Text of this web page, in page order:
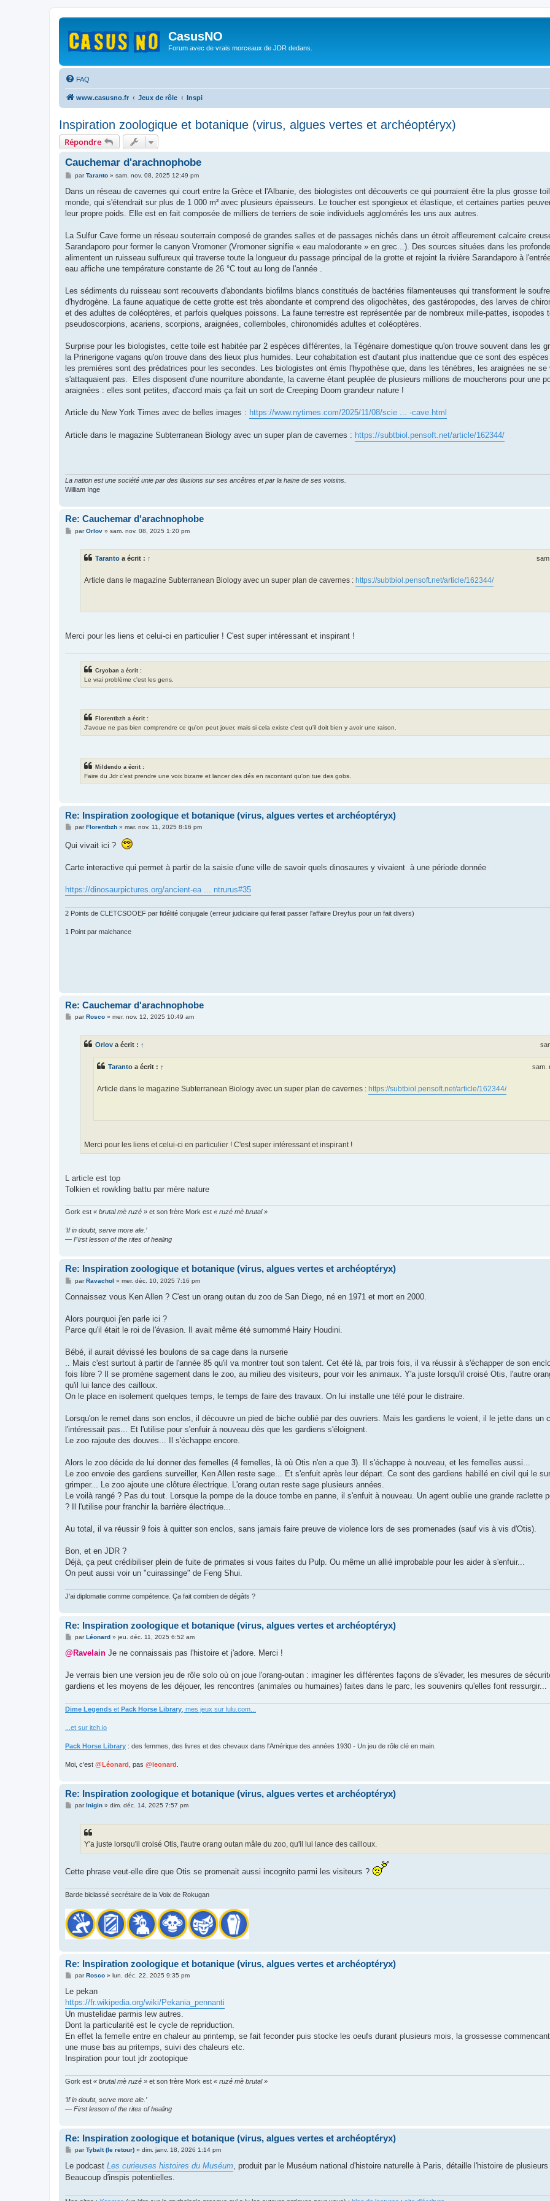
CasusNO
Forum avec de vrais morceaux de JDR dedans.
FAQ
www.casusno.fr Jeux de rôle Inspi
Inspiration zoologique et botanique (virus, algues vertes et archéoptéryx)
Répondre
Cauchemar d'arachnophobe
M
s
a
g
parTaranto» sam. nov. 08, 2025 12:49 pm
Dans un réseau de cavernes qui court entre la Grèce et l'Albanie, des biologistes ont découverts ce qui pourraient être la plus grosse
monde, qui s'étendrait sur plus de 1 000 m² avec plusieurs épaisseurs. Le toucher est spongieux et élastique, et certaines parties
leur propre poids. Elle est en fait composée de milliers de terriers de soie individuels agglomérés les uns aux autres.
La Sulfur Cave forme un réseau souterrain composé de grandes salles et de passages nichés dans un étroit affleurement calcaire
Sarandaporo pour former le canyon Vromoner (Vromoner signifie « eau malodorante » en grec...). Des sources situées dans les
alimentent un ruisseau sulfureux qui traverse toute la longueur du passage principal de la grotte et rejoint la rivière Sarandaporo à
eau affiche une température constante de 26 °C tout au long de l'année .
Les sédiments du ruisseau sont recouverts d'abondants biofilms blancs constitués de bactéries filamenteuses qui transforment le
d'hydrogène. La faune aquatique de cette grotte est très abondante et comprend des oligochètes, des gastéropodes, des larves de
et des adultes de coléoptères, et parfois quelques poissons. La faune terrestre est représentée par de nombreux mille-pattes, isopodes
pseudoscorpions, acariens, scorpions, araignées, collemboles, chironomidés adultes et coléoptères.
Surprise pour les biologistes, cette toile est habitée par 2 espèces différentes, la Tégénaire domestique qu'on trouve souvent dans les
la Prinerigone vagans qu'on trouve dans des lieux plus humides. Leur cohabitation est d'autant plus inattendue que ce sont des
les premières sont des prédatrices pour les secondes. Les biologistes ont émis l'hypothèse que, dans les ténèbres, les araignées ne
s'attaquaient pas. Elles disposent d'une nourriture abondante, la caverne étant peuplée de plusieurs millions de moucherons pour une
araignées : elles sont petites, d'accord mais ça fait un sort de Creeping Doom grandeur nature !
Article du New York Times avec de belles images : https://www.nytimes.com/2025/11/08/scie ... -cave.html
Article dans le magazine Subterranean Biology avec un super plan de cavernes : https://subtbiol.pensoft.net/article/162344/
La nation est une société unie par des illusions sur ses ancêtres et par la haine de ses voisins.
William Inge
Re: Cauchemar d'arachnophobe
MparOrlov» sam. nov. 08, 2025 1:20 pm
Taranto a écrit : ↑
Article dans le magazine Subterranean Biology avec un super plan de cavernes : https://subtbiol.pensoft.net/article/162344/
Merci pour les liens et celui-ci en particulier ! C'est super intéressant et inspirant !
Cryoban a écrit :
Le vrai problème c'est les gens.
Florentbzh a écrit :
J'avoue ne pas bien comprendre ce qu'on peut jouer, mais si cela existe c'est qu'il doit bien y avoir une raison.
Mildendo a écrit :
Faire du Jdr c'est prendre une voix bizarre et lancer des dés en racontant qu'on tue des gobs.
Re: Inspiration zoologique et botanique (virus, algues vertes et archéoptéryx)
M
s
e
parFlorentbzh» mar. nov. 11, 2025 8:16 pm
Qui vivait ici ?
Carte interactive qui permet à partir de la saisie d'une ville de savoir quels dinosaures y vivaient à une période donnée
https://dinosaurpictures.org/ancient-ea ... ntrurus#35
2 Points de CLETCSOOEF par fidélité conjugale (erreur judiciaire qui ferait passer l'affaire Dreyfus pour un fait divers)
1 Point par malchance
Re: Cauchemar d'arachnophobe
MparRosco» mer. nov. 12, 2025 10:49 am
Orlov a écrit : ↑
Taranto a écrit : ↑ sam.
Article dans le magazine Subterranean Biology avec un super plan de cavernes : https://subtbiol.pensoft.net/article/162344/
Merci pour les liens et celui-ci en particulier ! C'est super intéressant et inspirant !
L article est top
Tolkien et rowkling battu par mère nature
Gork est « brutal mè ruzé » et son frère Mork est « ruzé mè brutal »
‘If in doubt, serve more ale.’
— First lesson of the rites of healing
Re: Inspiration zoologique et botanique (virus, algues vertes et archéoptéryx)
M
s
g
parRavachol » mer. déc. 10, 2025 7:16 pm
Connaissez vous Ken Allen ? C'est un orang outan du zoo de San Diego, né en 1971 et mort en 2000.
Alors pourquoi j'en parle ici ?
Parce qu'il était le roi de l'évasion. Il avait même été surnommé Hairy Houdini.
Bébé, il aurait dévissé les boulons de sa cage dans la nurserie
.. Mais c'est surtout à partir de l'année 85 qu'il va montrer tout son talent. Cet été là, par trois fois, il va réussir à s'échapper de son
fois libre ? Il se promène sagement dans le zoo, au milieu des visiteurs, pour voir les animaux. Y'a juste lorsqu'il croisé Otis, l'autre
qu'il lui lance des cailloux.
On le place en isolement quelques temps, le temps de faire des travaux. On lui installe une télé pour le distraire.
Lorsqu'on le remet dans son enclos, il découvre un pied de biche oublié par des ouvriers. Mais les gardiens le voient, il le jette dans un
l'intéressait pas... Et l'utilise pour s'enfuir à nouveau dès que les gardiens s'éloignent.
Le zoo rajoute des douves... Il s'échappe encore.
Alors le zoo décide de lui donner des femelles (4 femelles, là où Otis n'en a que 3). Il s'échappe à nouveau, et les femelles aussi...
Le zoo envoie des gardiens surveiller, Ken Allen reste sage... Et s'enfuit après leur départ. Ce sont des gardiens habillé en civil qui le
grimper... Le zoo ajoute une clôture électrique. L'orang outan reste sage plusieurs années.
Le voilà rangé ? Pas du tout. Lorsque la pompe de la douce tombe en panne, il s'enfuit à nouveau. Un agent oublie une grande raclette
? Il l'utilise pour franchir la barrière électrique...
Au total, il va réussir 9 fois à quitter son enclos, sans jamais faire preuve de violence lors de ses promenades (sauf vis à vis d'Otis).
Bon, et en JDR ?
Déjà, ça peut crédibiliser plein de fuite de primates si vous faites du Pulp. Ou même un allié improbable pour les aider à s'enfuir...
On peut aussi voir un "cuirassinge" de Feng Shui.
J'ai diplomatie comme compétence. Ça fait combien de dégâts ?
Re: Inspiration zoologique et botanique (virus, algues vertes et archéoptéryx)
M
s
g
parLéonard» jeu. déc. 11, 2025 6:52 am
@Ravelain Je ne connaissais pas l'histoire et j'adore. Merci !
Je verrais bien une version jeu de rôle solo où on joue l'orang-outan : imaginer les différentes façons de s'évader, les mesures de
gardiens et les moyens de les déjouer, les rencontres (animales ou humaines) faites dans le parc, les souvenirs qu'elles font ressurgir...
Dime Legends et Pack Horse Library , mes jeux sur lulu.com...
...et sur itch.io
Pack Horse Library : des femmes, des livres et des chevaux dans l'Amérique des années 1930 - Un jeu de rôle clé en main.
Moi, c'est @Léonard , pas @leonard
Re: Inspiration zoologique et botanique (virus, algues vertes et archéoptéryx)
MparInigin» dim. déc. 14, 2025 7:57 pm
Y'a juste lorsqu'il croisé Otis, l'autre orang outan mâle du zoo, qu'il lui lance des cailloux.
Cette phrase veut-elle dire que Otis se promenait aussi incognito parmi les visiteurs ?
Barde biclassé secrétaire de la Voix de Rokugan
Re: Inspiration zoologique et botanique (virus, algues vertes et archéoptéryx)
M
s
a
g
e
parRosco» lun. déc. 22, 2025 9:35 pm
Le pekan
https://fr.wikipedia.org/wiki/Pekania_pennanti
Un mustelidae parmis lew autres.
Dont la particularité est le cycle de repriduction.
En effet la femelle entre en chaleur au printemp, se fait feconder puis stocke les oeufs durant plusieurs mois, la grossesse
une muse bas au pritemps, suivi des chaleurs etc.
Inspiration pour tout jdr zootopique
Gork est « brutal mè ruzé » et son frère Mork est « ruzé mè brutal »
‘If in doubt, serve more ale.’
— First lesson of the rites of healing
Re: Inspiration zoologique et botanique (virus, algues vertes et archéoptéryx)
M
s
a
parTybalt (le retour)» dim. janv. 18, 2026 1:14 pm
Le podcast Les curieuses histoires du Muséum, produit par le Muséum national d'histoire naturelle à Paris, détaille l'histoire de
Beaucoup d'inspis potentielles.